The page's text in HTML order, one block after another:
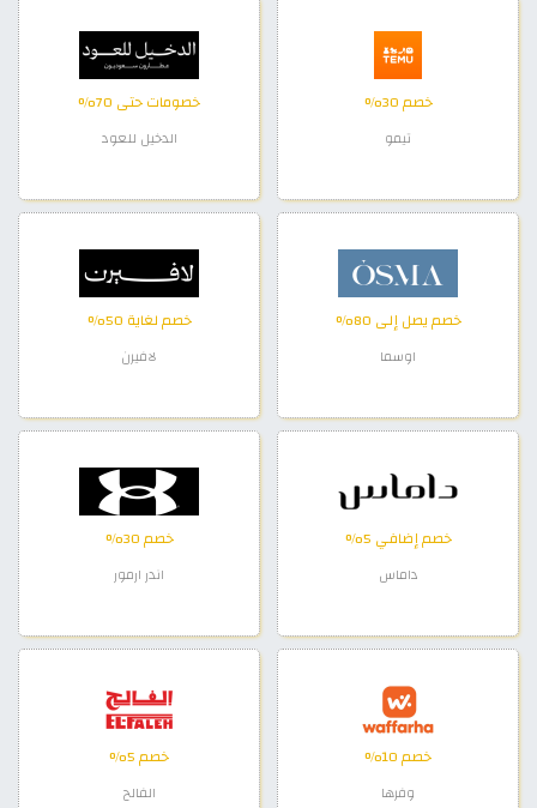
خصم 30%
تيمو
خصومات حتى 70%
الدخيل للعود
خصم يصل إلى 80%
اوسما
خصم لغاية 50%
لافيرن
خصم إضافي 5%
داماس
خصم 30%
اندر ارمور
خصم 10%
وفرها
خصم 5%
الفالح